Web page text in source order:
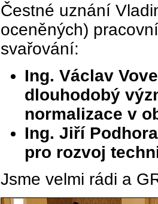
Čestné uznání
oceněných)
svařování:
Ing. Václav
dlouhodobý
normalizace v
Ing. Jiří
pro rozvoj
Jsme velmi rádi a